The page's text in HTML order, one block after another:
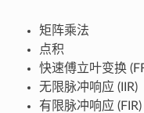
矩阵乘法
点积
快速傅立叶变换
无限脉冲响应 (IIR)
有限脉冲响应 (FIR)